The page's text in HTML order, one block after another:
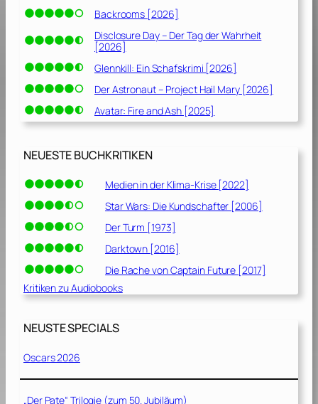
Backrooms [2026]
Disclosure Day – Der Tag der Wahrheit
[2026]
Glennkill: Ein Schafskrimi [2026]
Der Astronaut – Project Hail Mary [2026]
Avatar: Fire and Ash [2025]
NEUESTE BUCHKRITIKEN
Medien in der Klima-Krise [2022]
Star Wars: Die Kundschafter [2006]
Der Turm [1973]
Darktown [2016]
Die Rache von Captain Future [2017]
Kritiken zu Audiobooks
NEUSTE SPECIALS
Oscars 2026
„Der Pate“ Trilogie (zum 50. Jubiläum)